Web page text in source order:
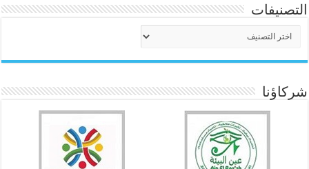
التصنيفات
شركاؤنا